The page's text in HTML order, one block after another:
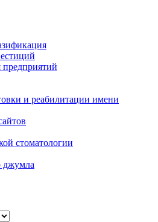
предприятий
и реабилитации имени
стоматологии
джумла